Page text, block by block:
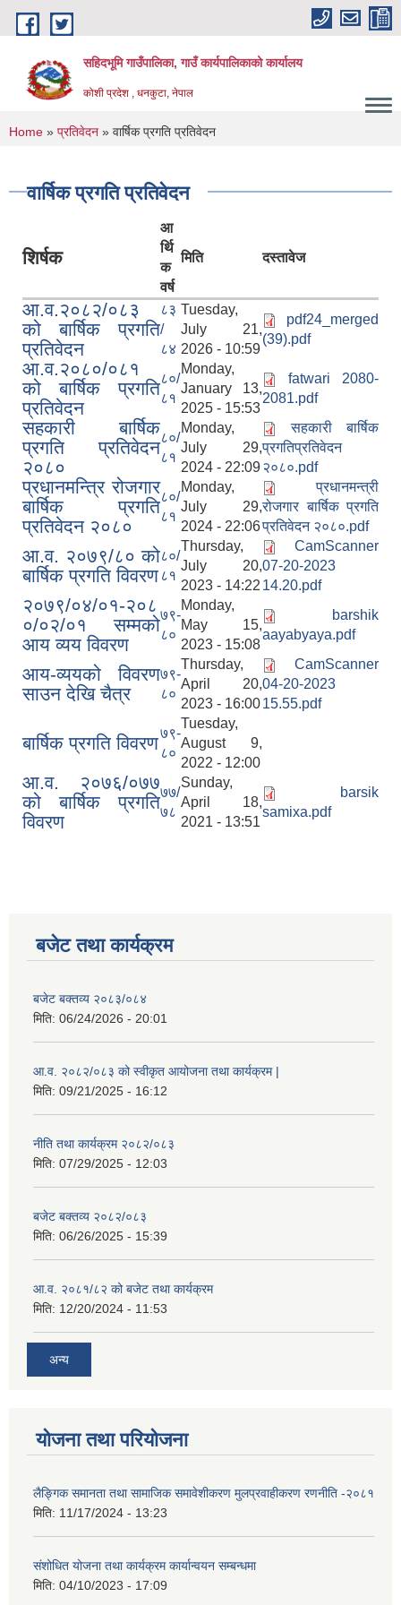
Skip to main content
सहिदभूमि गाउँपालिका, गाउँ कार्यपालिकाको कार्यालय
कोशी प्रदेश , धनकुटा, नेपाल
You are here
Home » प्रतिवेदन » वार्षिक प्रगति प्रतिवेदन
वार्षिक प्रगति प्रतिवेदन
शिर्षक
आ
र्थि
क
वर्ष
मिति दस्तावेज
आ.व.२०८२/०८३
को बार्षिक प्रगति
प्रतिवेदन
८३
/
८४
Tuesday,
July 21,
2026 - 10:59
pdf24_merged
(39).pdf
आ.व.२०८०/०८१
को बार्षिक प्रगति
प्रतिवेदन
८०/
८१
Monday,
January 13,
2025 - 15:53
fatwari 2080-
2081.pdf
सहकारी बार्षिक
प्रगति प्रतिवेदन
२०८०
८०/
८१
Monday,
July 29,
2024 - 22:09
सहकारी बार्षिक
प्रगतिप्रतिवेदन
२०८०.pdf
प्रधानमन्त्रि रोजगार
बार्षिक प्रगति
प्रतिवेदन २०८०
८०/
८१
Monday,
July 29,
2024 - 22:06
प्रधानमन्त्री
रोजगार बार्षिक प्रगति
प्रतिवेदन २०८०.pdf
आ.व. २०७९/८० को
बार्षिक प्रगति विवरण
८०/
८१
Thursday,
July 20,
2023 - 14:22
CamScanner
07-20-2023
14.20.pdf
२०७९/०४/०१-२०८
०/०२/०१ सम्मको
आय व्यय विवरण
७९-
८०
Monday,
May 15,
2023 - 15:08
barshik
aayabyaya.pdf
आय-व्ययको विवरण
साउन देखि चैत्र
७९-
८०
Thursday,
April 20,
2023 - 16:00
CamScanner
04-20-2023
15.55.pdf
बार्षिक प्रगति विवरण७९-
८०
Tuesday,
August 9,
2022 - 12:00
आ.व. २०७६/०७७
को बार्षिक प्रगति
विवरण
७७/
७८
Sunday,
April 18,
2021 - 13:51
barsik
samixa.pdf
बजेट तथा कार्यक्रम
बजेट बक्तव्य २०८३/०८४
मिति: 06/24/2026 - 20:01
आ.व. २०८२/०८३ को स्वीकृत आयोजना तथा कार्यक्रम |
मिति: 09/21/2025 - 16:12
नीति तथा कार्यक्रम २०८२/०८३
मिति: 07/29/2025 - 12:03
बजेट बक्तव्य २०८२/०८३
मिति: 06/26/2025 - 15:39
आ.व. २०८१/८२ को बजेट तथा कार्यक्रम
मिति: 12/20/2024 - 11:53
अन्य
योजना तथा परियोजना
लैङ्गिक समानता तथा सामाजिक समावेशीकरण मुलप्रवाहीकरण रणनीति -२०८१
मिति: 11/17/2024 - 13:23
संशोधित योजना तथा कार्यक्रम कार्यान्वयन सम्बन्धमा
मिति: 04/10/2023 - 17:09